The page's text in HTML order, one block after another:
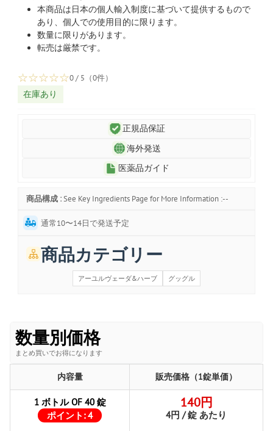
本商品は日本の個人輸入制度に基づいて提供するもので
あり、個人での使用目的に限ります。
数量に限りがあります。
転売は厳禁です。
☆☆☆☆☆0 / 5（0件）
在庫あり
正規品保証
海外発送
医薬品ガイド
商品構成 : See Key Ingredients Page for More Information :--
通常10〜14日で発送予定
商品カテゴリー
アーユルヴェーダ&ハーブ グッグル
数量別価格
まとめ買いでお得になります
内容量 販売価格（1錠単価）
1 ボトル OF 40 錠
ポイント:4
140円
4円 / 錠 あたり